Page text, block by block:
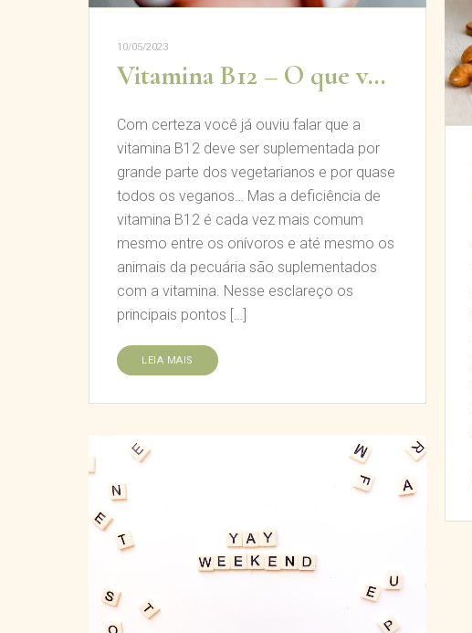
10/05/2023
Vitamina B12 – O que você precisa saber?
Com certeza você já ouviu falar que a
vitamina B12 deve ser suplementada por
grande parte dos vegetarianos e por quase
todos os veganos… Mas a deficiência de
vitamina B12 é cada vez mais comum
mesmo entre os onívoros e até mesmo os
animais da pecuária são suplementados
com a vitamina. Nesse esclareço os
principais pontos […]
LEIA MAIS